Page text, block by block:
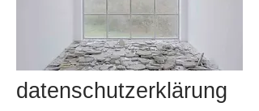
datenschutzerklärung